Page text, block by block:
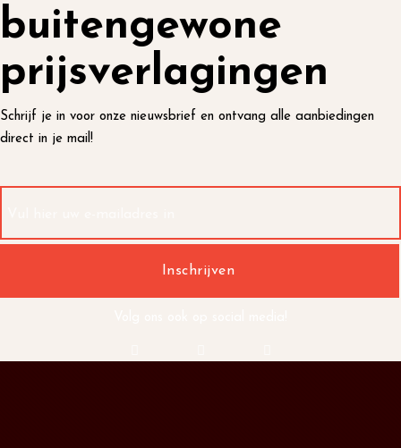
buitengewone
prijsverlagingen
Schrijf je in voor onze nieuwsbrief en ontvang alle aanbiedingen
direct in je mail!